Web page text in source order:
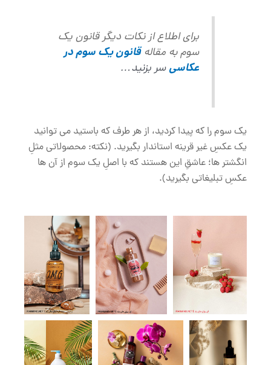
برای اطلاع از نکات دیگر قانون یک
سوم به مقاله قانون یک سوم در
عکاسیسر بزنید…
یک سوم را که پیدا کردید، از هر طرف که باستید می توانید
یک عکسِ غیر قرینه استاندار بگیرید. (نکته: محصولاتی مثلِ
انگشتر ها؛ عاشقِ این هستند که با اصلِ یک سوم از آن ها
عکسِ تبلیغاتی بگیرید).